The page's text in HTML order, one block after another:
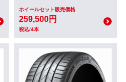
ホイールセット販売価格
259,500円
税込/4本